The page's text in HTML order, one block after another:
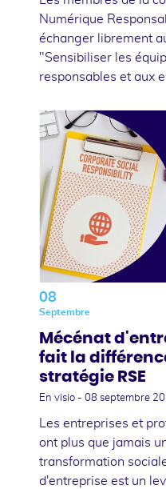
Numérique
échanger librement
"Sensibiliser les
responsables et aux
08
Septembre
Mécénat
fait la
stratégie RSE
En visio - 08 septembre
Les entreprises et
ont plus que jamais
transformation
d'entreprise est un